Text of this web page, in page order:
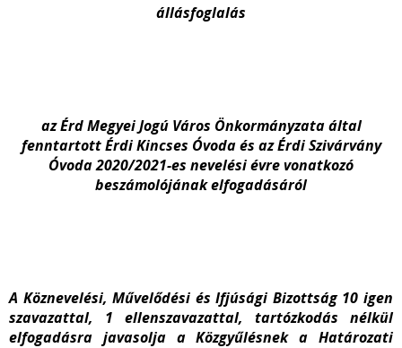
állásfoglalás
az Érd Megyei Jogú Város Önkormányzata által
fenntartott Érdi Kincses Óvoda és az Érdi Szivárvány
Óvoda 2020/2021-es nevelési évre vonatkozó
beszámolójának elfogadásáról
A Köznevelési, Művelődési és Ifjúsági Bizottság 10 igen
szavazattal, 1 ellenszavazattal, tartózkodás nélkül
elfogadásra javasolja a Közgyűlésnek a Határozati